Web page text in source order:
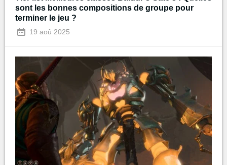
sont les bonnes compositions de groupe pour
terminer le jeu ?
19 aoû 2025